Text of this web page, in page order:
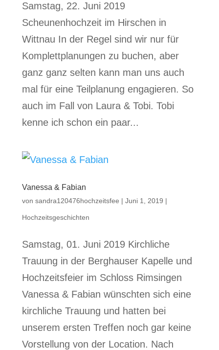
Samstag, 22. Juni 2019
Scheunenhochzeit im Hirschen in
Wittnau In der Regel sind wir nur für
Komplettplanungen zu buchen, aber
ganz ganz selten kann man uns auch
mal für eine Teilplanung engagieren. So
auch im Fall von Laura & Tobi. Tobi
kenne ich schon ein paar...
Vanessa & Fabian
von sandra120476hochzeitsfee | Juni 1, 2019 |
Hochzeitsgeschichten
Samstag, 01. Juni 2019 Kirchliche
Trauung in der Berghauser Kapelle und
Hochzeitsfeier im Schloss Rimsingen
Vanessa & Fabian wünschten sich eine
kirchliche Trauung und hatten bei
unserem ersten Treffen noch gar keine
Vorstellung von der Location. Nach